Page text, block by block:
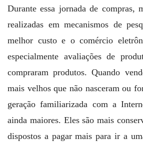
Durante essa jornada de compras,
realizadas em mecanismos de
melhor custo e o comércio
especialmente avaliações de
compraram produtos. Quando
mais velhos que não nasceram ou
geração familiarizada com a
ainda maiores. Eles são mais
dispostos a pagar mais para ir a